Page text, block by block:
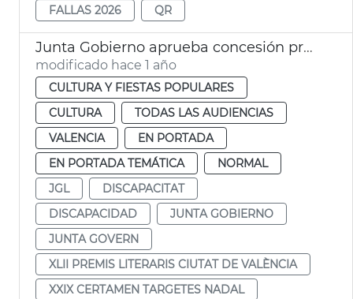
FALLAS 2026
QR
Junta Gobierno aprueba concesión premios Ciutat València y tarjetas navidad
modificado hace 1 año
CULTURA Y FIESTAS POPULARES
CULTURA
TODAS LAS AUDIENCIAS
VALENCIA
EN PORTADA
EN PORTADA TEMÁTICA
NORMAL
JGL
DISCAPACITAT
DISCAPACIDAD
JUNTA GOBIERNO
JUNTA GOVERN
XLII PREMIS LITERARIS CIUTAT DE VALÈNCIA
XXIX CERTAMEN TARGETES NADAL